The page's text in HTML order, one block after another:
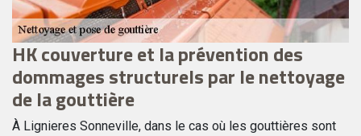
HK couverture et la prévention des
dommages structurels par le nettoyage
de la gouttière
À Lignieres Sonneville, dans le cas où les gouttières sont